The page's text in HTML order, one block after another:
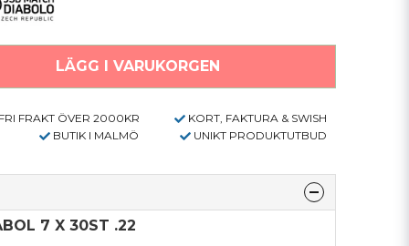
LÄGG I VARUKORGEN
FRI FRAKT ÖVER 2000KR
KORT, FAKTURA & SWISH
BUTIK I MALMÖ UNIKT PRODUKTUTBUD
7 X 30ST .22